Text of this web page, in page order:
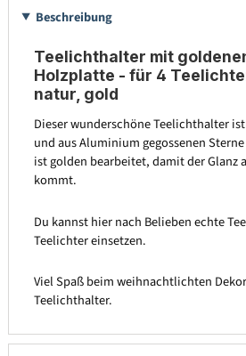
Beschreibung
Teelichthalter mit
Holzplatte - für 4
natur, gold
Dieser wunderschöne Teelichthalter
und aus Aluminium gegossenen
ist golden bearbeitet, damit der Glanz
kommt.
Du kannst hier nach Belieben echte
Teelichter einsetzen.
Viel Spaß beim weihnachtlichten
Teelichthalter.